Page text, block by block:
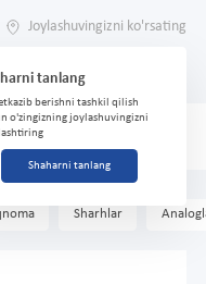
Joylashuvingizni ko'rsating
tanlang
berishni tashkil qilish
o'zingizning joylashuvingizni
Shaharni tanlang
Sharhlar